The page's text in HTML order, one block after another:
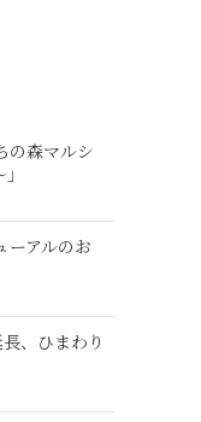
の森マルシ
ーアルのお
、ひまわり